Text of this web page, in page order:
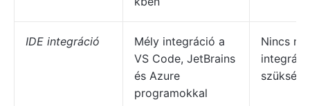
IDE integráció
Mély integráció a
VS Code, JetBrains
és Azure
programokkal
Nincs